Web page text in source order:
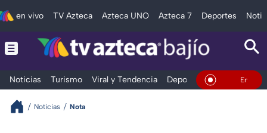
en vivo TV Azteca Azteca UNO Azteca 7 Deportes
Noticias Turismo Viral y Tendencia Deportes Espectáculos
En Vivo
Noticias Nota